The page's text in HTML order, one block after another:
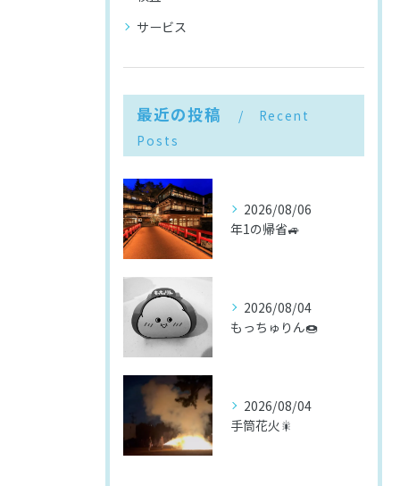
サービス
最近の投稿
Recent
Posts
2026/08/06
年1の帰省🚙
2026/08/04
もっちゅりん🍩
2026/08/04
手筒花火🎇